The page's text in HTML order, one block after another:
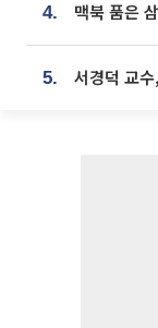
4.
5.